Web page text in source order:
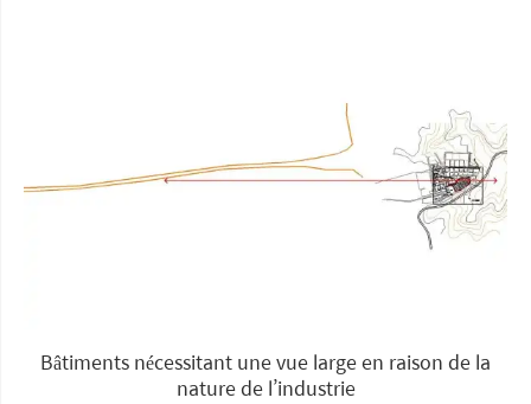
Bâtiments nécessitant une vue large en raison de la
nature de l’industrie